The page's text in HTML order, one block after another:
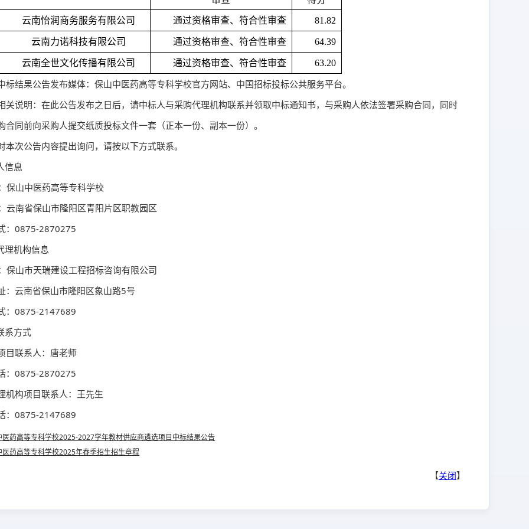
云南怡润商务服务有限公司 通过资格审查、符合性审查 81.82
云南力诺科技有限公司 通过资格审查、符合性审查 64.39
云南全世文化传播有限公司 通过资格审查、符合性审查 63.20
标结果公告发布媒体：保山中医药高等专科学校官方网站、中国招标投标公共服务平台。
关说明：在此公告发布之日后，请中标人与采购代理机构联系并领取中标通知书，与采购人依法签署采购合同，同时
合同前向采购人提交纸质投标文件一套（正本一份、副本一份）。
本次公告内容提出询问，请按以下方式联系。
信息
山中医药高等专科学校
南省保山市隆阳区青阳片区职教园区
：0875-2870275
理机构信息
山市天瑞建设工程招标咨询有限公司
云南省保山市隆阳区象山路5号
：0875-2147689
系方式
目联系人：唐老师
0875-2870275
机构项目联系人：王先生
0875-2147689
医药高等专科学校2025-2027学年教材供应商遴选项目中标结果公告
医药高等专科学校2025年春季招生招生章程
【关闭】